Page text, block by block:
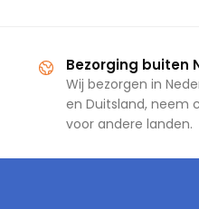
Bezorging buiten
Wij bezorgen in
en Duitsland, neem
voor andere landen.